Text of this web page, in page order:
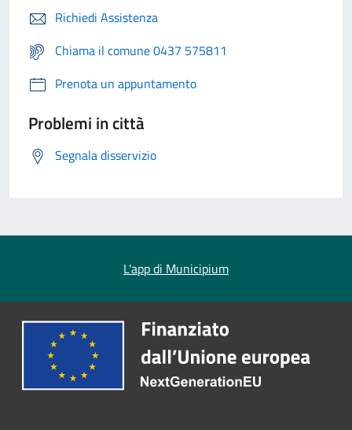
Richiedi Assistenza
Chiama il comune 0437 575811
Prenota un appuntamento
Problemi in città
Segnala disservizio
L'app di Municipium